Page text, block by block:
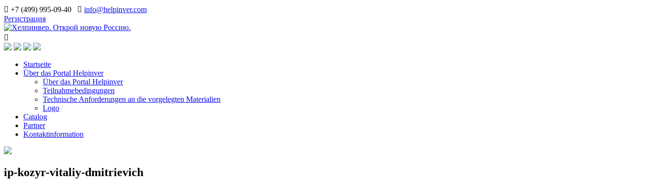
+7 (499) 995-09-40
info@helpinver.com
Регистрация
Startseite
Über das Portal Helpinver
Über das Portal Helpinver
Teilnahmebedingungen
Technische Anforderungen an die vorgelegten Materialien
Logo
Catalog
Partner
Kontaktinformation
ip-kozyr-vitaliy-dmitrievich